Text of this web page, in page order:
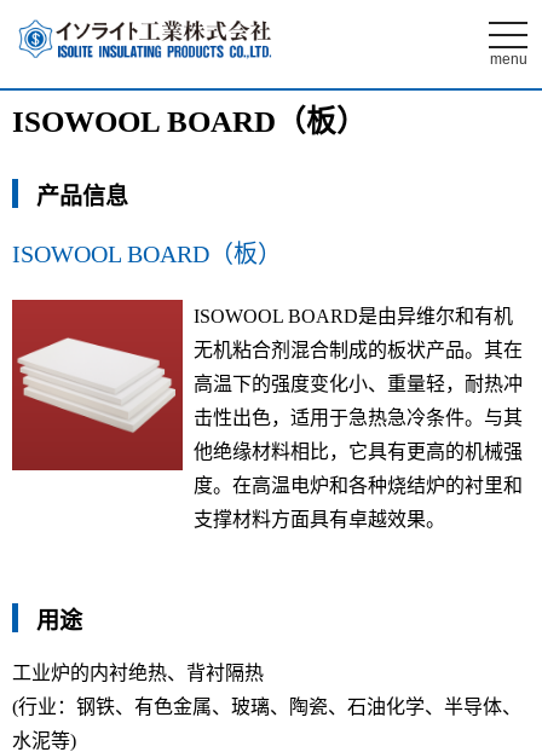
t
o
g
g
menu
ISOWOOL BOARD（板）
产品信息
ISOWOOL BOARD（板）
ISOWOOL BOARD是由异维尔和有机
无机粘合剂混合制成的板状产品。其在
高温下的强度变化小、重量轻，耐热冲
击性出色，适用于急热急冷条件。与其
他绝缘材料相比，它具有更高的机械强
度。在高温电炉和各种烧结炉的衬里和
支撑材料方面具有卓越效果。
用途
工业炉的内衬绝热、背衬隔热
(行业：钢铁、有色金属、玻璃、陶瓷、石油化学、半导体、
水泥等)